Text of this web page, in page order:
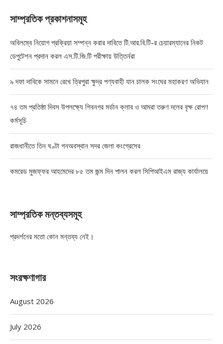
সাম্প্রতিক প্রকাশনাসমূহ
অবিলম্বে নিয়োগ প্রক্রিয়া সম্পন্ন করার দাবিতে টি.আর.বি.টি-র চেয়ারম্যানের নিকট
ডেপুটেশন প্রদান করল এস.টি.জি.টি পরীক্ষায় উত্তির্নরা
৯ দফা দাবিকে সামনে রেখে ত্রিপুরা ক্ষুদ্র পণ্যবাহী যান চালক সংঘের মহাকরণ অভিযান
৭৪ তম প্রতিষ্ঠা দিবস উপলক্ষ্যে শিবনগর মর্ডান ক্লাব ও আমরা তরুণ দলের বৃক্ষ রোপণ
কর্মসূচি
রাজধানীতে তিন ঘণ্টা গনঅবস্থান সদর জেলা কংগ্রেসের
কমরেড মুজফ্ফর আহমেদের ৮৫ তম জন্ম দিন পালন করল সিপিআইএম রাজ্য কার্যালয়ে
সাম্প্রতিক মন্তব্যসমূহ
প্রদর্শনের মতো কোন মন্তব্য নেই।
সংরক্ষণাগার
August 2026
July 2026